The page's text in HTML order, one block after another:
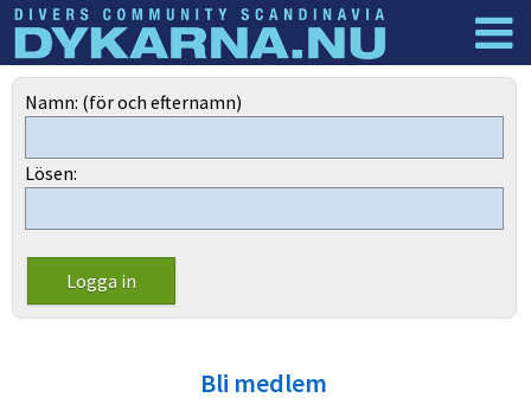
Dyknyheter
Namn: (för och efternamn)
Lösen:
Bli medlem